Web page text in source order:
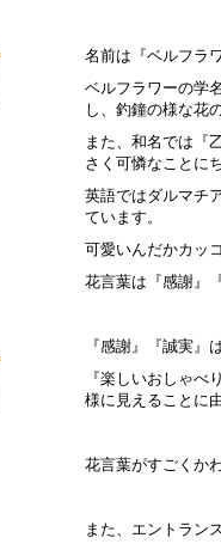
名前は『ベルフラ
ベルフラワーの学
し、釣鐘の様な花
また、和名では『
さく可憐なことに
英語ではダルマチ
ています。
可愛いんだかカッ
花言葉は『感謝』
『感謝』『誠実』
『楽しいおしゃ
様に見えることに
花言葉がすごくか
また、エントラン